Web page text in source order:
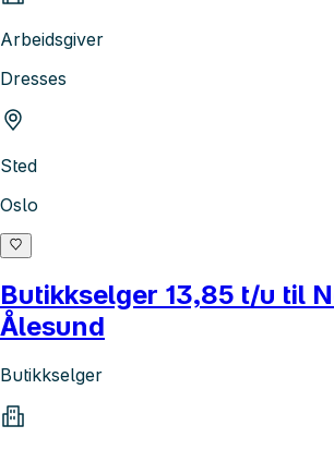
Arbeidsgiver
Dresses
Sted
Oslo
Butikkselger 13,85 t/u til
Ålesund
Butikkselger